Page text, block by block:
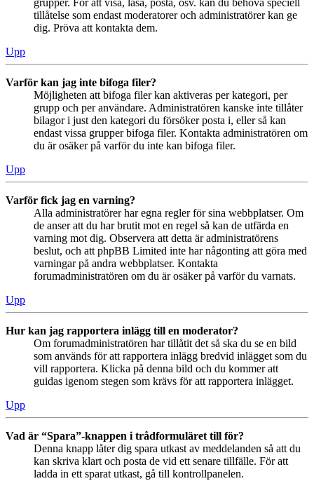
grupper. För att visa, läsa, posta, osv. kan du behöva speciell
tillåtelse som endast moderatorer och administratörer kan ge
dig. Pröva att kontakta dem.
Upp
Varför kan jag inte bifoga filer?
Möjligheten att bifoga filer kan aktiveras per kategori, per
grupp och per användare. Administratören kanske inte tillåter
bilagor i just den kategori du försöker posta i, eller så kan
endast vissa grupper bifoga filer. Kontakta administratören om
du är osäker på varför du inte kan bifoga filer.
Upp
Varför fick jag en varning?
Alla administratörer har egna regler för sina webbplatser. Om
de anser att du har brutit mot en regel så kan de utfärda en
varning mot dig. Observera att detta är administratörens
beslut, och att phpBB Limited inte har någonting att göra med
varningar på andra webbplatser. Kontakta
forumadministratören om du är osäker på varför du varnats.
Upp
Hur kan jag rapportera inlägg till en moderator?
Om forumadministratören har tillåtit det så ska du se en bild
som används för att rapportera inlägg bredvid inlägget som du
vill rapportera. Klicka på denna bild och du kommer att
guidas igenom stegen som krävs för att rapportera inlägget.
Upp
Vad är “Spara”-knappen i trådformuläret till för?
Denna knapp låter dig spara utkast av meddelanden så att du
kan skriva klart och posta de vid ett senare tillfälle. För att
ladda in ett sparat utkast, gå till kontrollpanelen.